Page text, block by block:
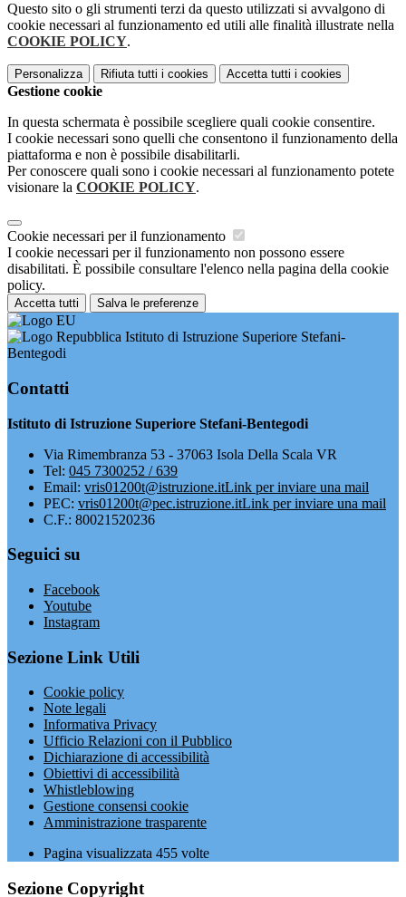
Questo sito o gli strumenti terzi da questo utilizzati si avvalgono di
cookie necessari al funzionamento ed utili alle finalità illustrate nella
COOKIE POLICY.
Personalizza Rifiuta tutti i cookies Accetta tutti i cookies
Gestione cookie
In questa schermata è possibile scegliere quali cookie consentire.
I cookie necessari sono quelli che consentono il funzionamento della
piattaforma e non è possibile disabilitarli.
Per conoscere quali sono i cookie necessari al funzionamento potete
visionare la COOKIE POLICY.
Cookie necessari per il funzionamento
I cookie necessari per il funzionamento non possono essere
disabilitati. È possibile consultare l'elenco nella pagina della cookie
policy.
Accetta tutti Salva le preferenze
Istituto di Istruzione Superiore Stefani-
Bentegodi
Contatti
Istituto di Istruzione Superiore Stefani-Bentegodi
Via Rimembranza 53 - 37063 Isola Della Scala VR
Tel: 045 7300252 / 639
Email: vris01200t@istruzione.itLink per inviare una mail
PEC: vris01200t@pec.istruzione.itLink per inviare una mail
C.F.: 80021520236
Seguici su
Facebook
Youtube
Instagram
Sezione Link Utili
Cookie policy
Note legali
Informativa Privacy
Ufficio Relazioni con il Pubblico
Dichiarazione di accessibilità
Obiettivi di accessibilità
Whistleblowing
Gestione consensi cookie
Amministrazione trasparente
Pagina visualizzata 455 volte
Sezione Copyright